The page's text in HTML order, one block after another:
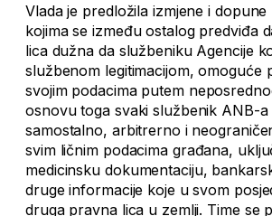
Vlada je predložila izmjene i
kojima se između ostalog predviđa
lica dužna da službeniku Agencije
službenom legitimacijom, omoguće
svojim podacima putem
osnovu toga svaki službenik ANB-a
samostalno, arbitrerno i
svim ličnim podacima građana,
medicinsku dokumentaciju,
druge informacije koje u svom
druga pravna lica u zemlji. Time se